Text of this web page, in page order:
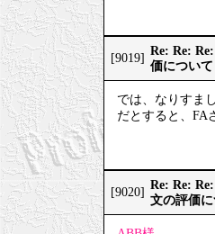
[9019]
Re: Re:
価について
では、なりすま
だとすると、FA
[9020]
Re: Re:
文の評価